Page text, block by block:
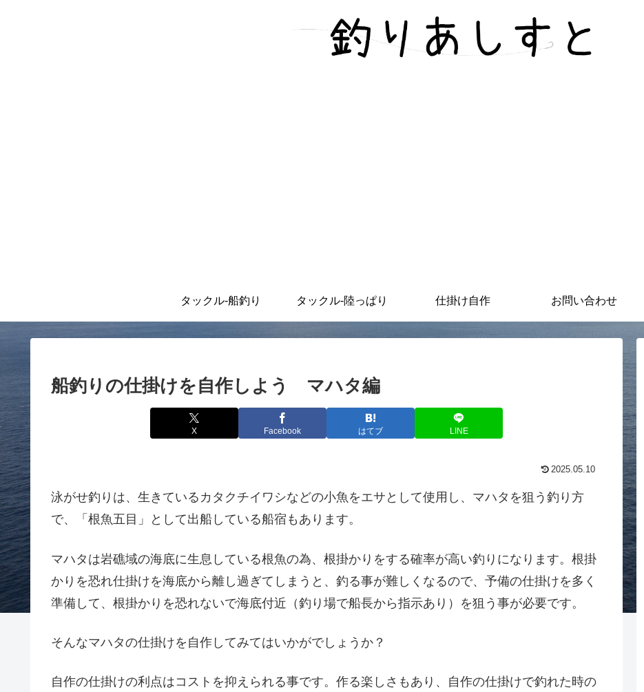
タックル-船釣り タックル-陸っぱり 仕掛け自作 お問い合わせ
船釣りの仕掛けを自作しよう マハタ編
X Facebook はてブ LINE
2025.05.10
泳がせ釣りは、生きているカタクチイワシなどの小魚をエサとして使用し、マハタを狙う釣り方
で、「根魚五目」として出船している船宿もあります。
マハタは岩礁域の海底に生息している根魚の為、根掛かりをする確率が高い釣りになります。根掛
かりを恐れ仕掛けを海底から離し過ぎてしまうと、釣る事が難しくなるので、予備の仕掛けを多く
準備して、根掛かりを恐れないで海底付近（釣り場で船長から指示あり）を狙う事が必要です。
そんなマハタの仕掛けを自作してみてはいかがでしょうか？
自作の仕掛けの利点はコストを抑えられる事です。作る楽しさもあり、自作の仕掛けで釣れた時の